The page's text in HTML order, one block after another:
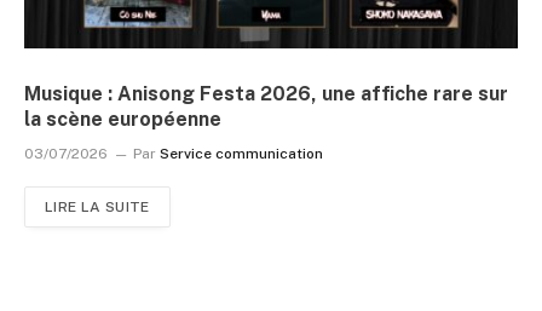
Musique : Anisong Festa 2026, une affiche rare sur
la scène européenne
03/07/2026 Par Service communication
LIRE LA SUITE